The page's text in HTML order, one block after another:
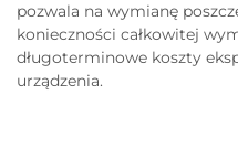
pozwala na wymianę
konieczności całkowitej
długoterminowe koszty
urządzenia.